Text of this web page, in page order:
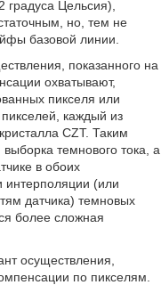
Цельсия),
но, тем не
базовой линии.
показанного на
охватывают,
пикселя или
каждый из
CZT. Таким
темнового тока, а
в обоих
интерполяции (или
датчика) темновых
более сложная
осуществления,
по пикселям.